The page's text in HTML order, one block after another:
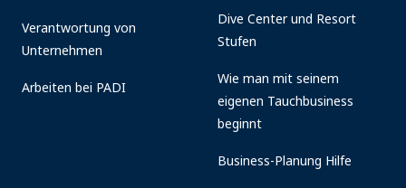
Verantwortung von
Unternehmen
Arbeiten bei PADI
Dive Center und Resort
Stufen
Wie man mit seinem
eigenen Tauchbusiness
beginnt
Business-Planung Hilfe